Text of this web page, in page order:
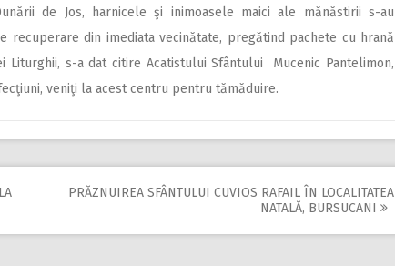
de Jos, harnicele şi inimoasele maici ale mănăstirii s-au
din imediata vecinătate, pregătind pachete cu hrană
s-a dat citire Acatistului Sfântului Mucenic Pantelimon,
veniţi la acest centru pentru tămăduire.
PRĂZNUIREA SFÂNTULUI CUVIOS RAFAIL ÎN LOCALITATEA
NATALĂ, BURSUCANI